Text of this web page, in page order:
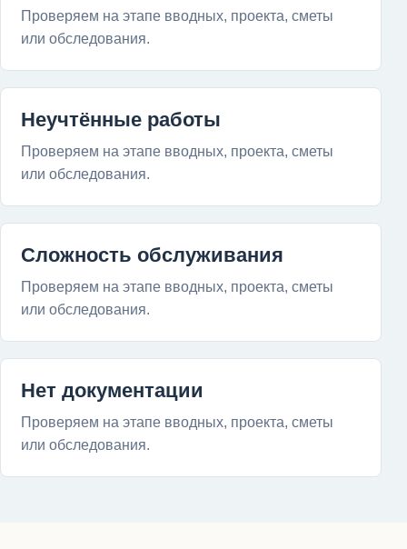
Проверяем на этапе вводных, проекта, сметы
или обследования.
Неучтённые работы
Проверяем на этапе вводных, проекта, сметы
или обследования.
Сложность обслуживания
Проверяем на этапе вводных, проекта, сметы
или обследования.
Нет документации
Проверяем на этапе вводных, проекта, сметы
или обследования.